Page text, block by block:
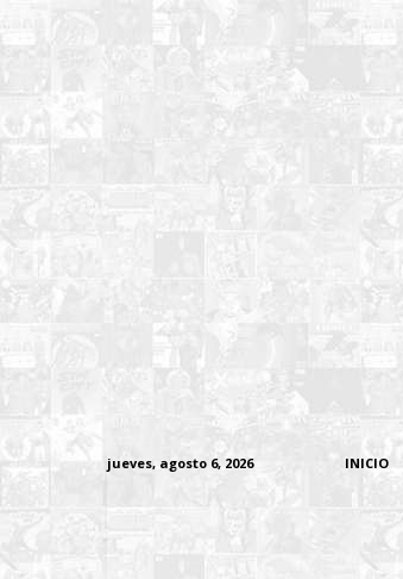
jueves, agosto 6, 2026 INICIO